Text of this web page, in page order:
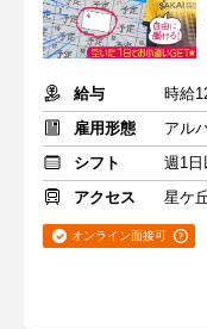
給与
時給
雇用形態
アル
シフト
週1日
アクセス
星ケ
オンライン面接可